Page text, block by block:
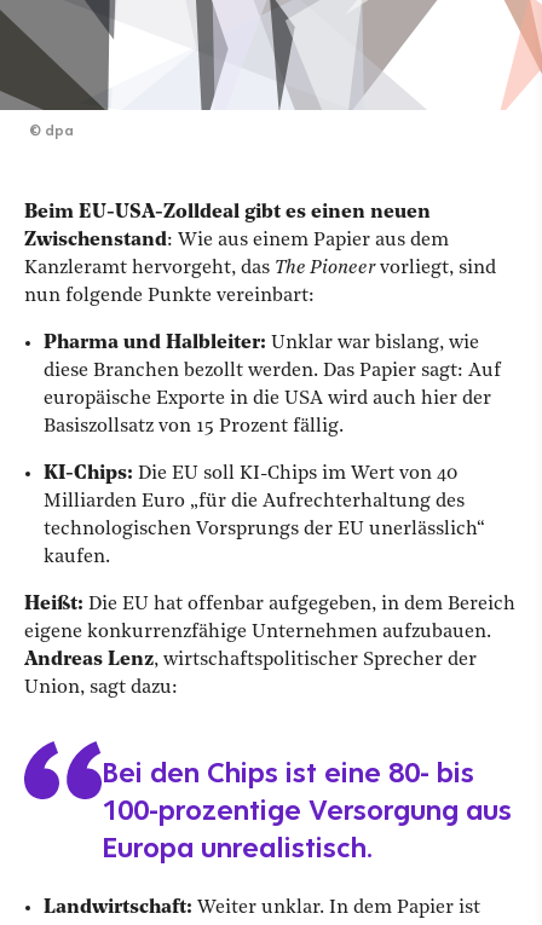
© dpa
Beim EU-USA-Zolldeal gibt es einen neuen
Zwischenstand: Wie aus einem Papier aus dem
Kanzleramt hervorgeht, das The Pioneervorliegt, sind
nun folgende Punkte vereinbart:
Pharma und Halbleiter: Unklar war bislang, wie
diese Branchen bezollt werden. Das Papier sagt: Auf
europäische Exporte in die USA wird auch hier der
Basiszollsatz von 15 Prozent fällig.
KI-Chips: Die EU soll KI-Chips im Wert von 40
Milliarden Euro „für die Aufrechterhaltung des
technologischen Vorsprungs der EU unerlässlich“
kaufen.
Heißt: Die EU hat offenbar aufgegeben, in dem Bereich
eigene konkurrenzfähige Unternehmen aufzubauen.
Andreas Lenz, wirtschaftspolitischer Sprecher der
Union, sagt dazu:
Bei den Chips ist eine 80- bis
100-prozentige Versorgung aus
Europa unrealistisch.
Landwirtschaft: Weiter unklar. In dem Papier ist